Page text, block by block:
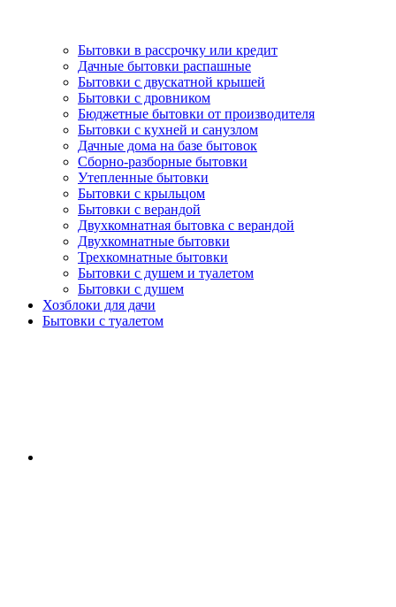
Бытовки в рассрочку или кредит
Дачные бытовки распашные
Бытовки с двускатной крышей
Бытовки с дровником
Бюджетные бытовки от производителя
Бытовки с кухней и санузлом
Дачные дома на базе бытовок
Сборно-разборные бытовки
Утепленные бытовки
Бытовки с крыльцом
Бытовки с верандой
Двухкомнатная бытовка с верандой
Двухкомнатные бытовки
Трехкомнатные бытовки
Бытовки с душем и туалетом
Бытовки с душем
Хозблоки для дачи
Бытовки с туалетом